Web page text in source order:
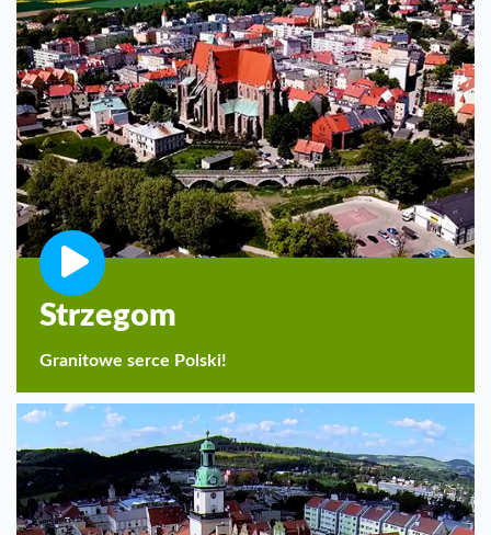
Strzegom
Granitowe serce Polski!